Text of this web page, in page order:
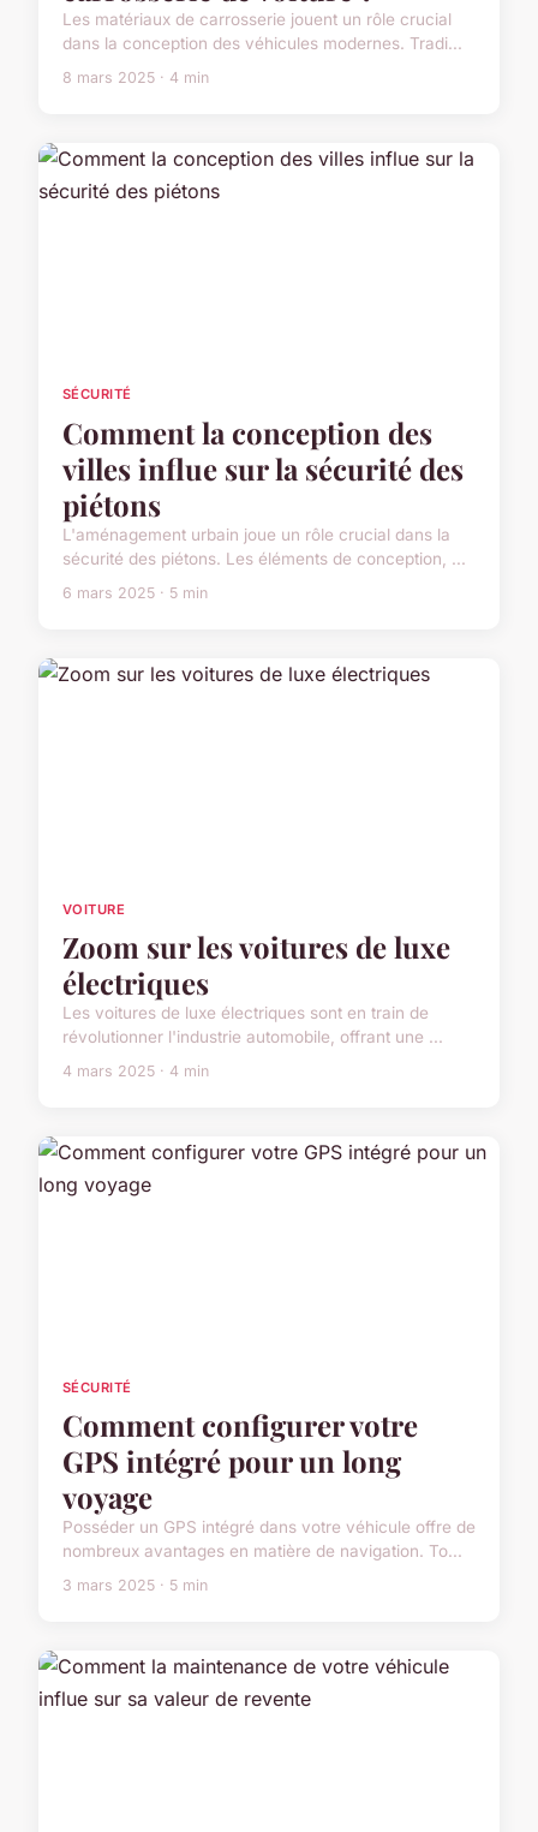
Les matériaux de carrosserie jouent un rôle crucial
dans la conception des véhicules modernes. Tradi...
8 mars 2025 · 4 min
SÉCURITÉ
Comment la conception des
villes influe sur la sécurité des
piétons
L'aménagement urbain joue un rôle crucial dans la
sécurité des piétons. Les éléments de conception, ...
6 mars 2025 · 5 min
VOITURE
Zoom sur les voitures de luxe
électriques
Les voitures de luxe électriques sont en train de
révolutionner l'industrie automobile, offrant une ...
4 mars 2025 · 4 min
SÉCURITÉ
Comment configurer votre
GPS intégré pour un long
voyage
Posséder un GPS intégré dans votre véhicule offre de
nombreux avantages en matière de navigation. To...
3 mars 2025 · 5 min